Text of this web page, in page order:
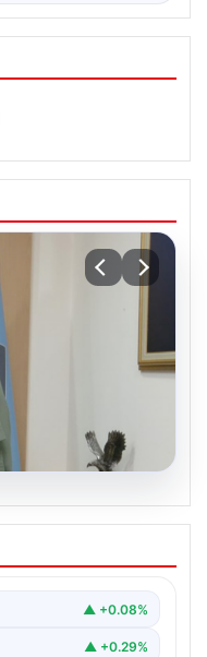
Hava
▲ +0.08%
▲ +0.29%